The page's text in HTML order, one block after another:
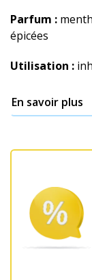
Parfum :
épicées
Utilisation :
En savoir plus